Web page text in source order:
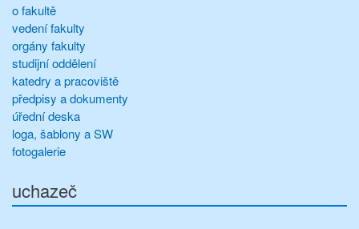
o fakultě
vedení fakulty
orgány fakulty
studijní oddělení
katedry a pracoviště
předpisy a dokumenty
úřední deska
loga, šablony a SW
fotogalerie
uchazeč